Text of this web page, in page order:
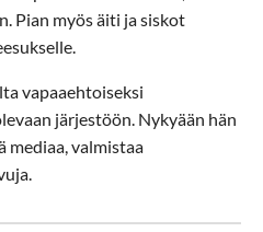
Pian myös äiti ja siskot
vapaaehtoiseksi
järjestöön. Nykyään hän
mediaa, valmistaa